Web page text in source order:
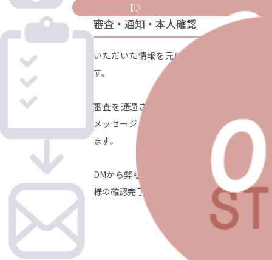
【QR】または【ID】で検索
審査・通知・本人確認
いただいた情報を元に、厳正な審査を行いま
す。
審査を通過された方には、SNSのダイレクト
メッセージ（DM）にて、審査結果をお伝えし
ます。
DMから弊社へのご返信をもちまして、ご本人
様の確認完了とさせていただきます。